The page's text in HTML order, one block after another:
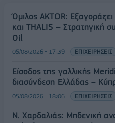
Όμιλος AKTOR:
και THALIS – Στρατηγική
Oil
05/08/2026 - 17:39 ΕΠΙΧΕΙΡΗΣΕΙΣ
Είσοδος της γαλλικής
διασύνδεση Ελλάδας –
05/08/2026 - 18:06 ΕΠΙΧΕΙΡΗΣΕΙΣ
Ν. Χαρδαλιάς: Μηδενική